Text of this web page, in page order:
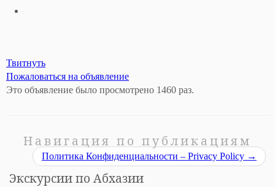
Твитнуть
Пожаловаться на объявление
Это объявление было просмотрено 1460 раз.
Навигация по публикациям
Политика Конфиденциальности – Privacy Policy →
Экскурсии по Абхазии